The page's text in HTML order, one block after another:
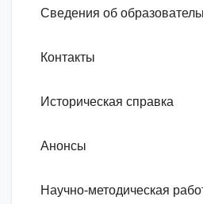
Сведения об
Контакты
Историческая справка
Анонсы
Научно-методическая